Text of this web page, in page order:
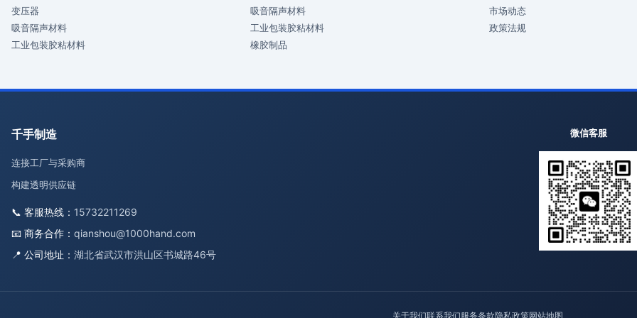
变压器
吸音隔声材料
工业包装胶粘材料
吸音隔声材料
工业包装胶粘材料
橡胶制品
市场动态
政策法规
千手制造
连接工厂与采购商
构建透明供应链
📞 客服热线： 15732211269
📧 商务合作： qianshou@1000hand.com
📍 公司地址： 湖北省武汉市洪山区书城路46号
微信客服
关于我们联系我们服务条款隐私政策网站地图